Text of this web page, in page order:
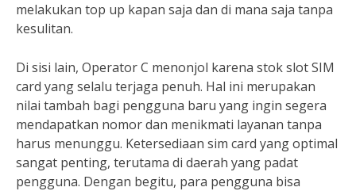
melakukan top up kapan saja dan di mana saja tanpa
kesulitan.
Di sisi lain, Operator C menonjol karena stok slot SIM
card yang selalu terjaga penuh. Hal ini merupakan
nilai tambah bagi pengguna baru yang ingin segera
mendapatkan nomor dan menikmati layanan tanpa
harus menunggu. Ketersediaan sim card yang optimal
sangat penting, terutama di daerah yang padat
pengguna. Dengan begitu, para pengguna bisa